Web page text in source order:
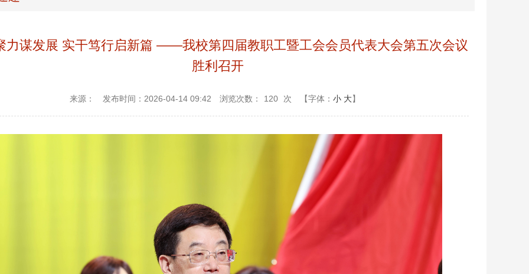
力谋发展 实干笃行启新篇 ——我校第四届教职工暨工会会员代表大会第五次会议
胜利召开
来源： 发布时间：2026-04-14 09:42 浏览次数： 120 次 【字体： 小 大】